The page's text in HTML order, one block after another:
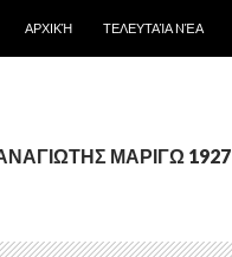
ΑΡΧΙΚΉ
ΤΕΛΕΥΤΑΊΑ NΈΑ
ΜΑΡΙΓΩ 1927